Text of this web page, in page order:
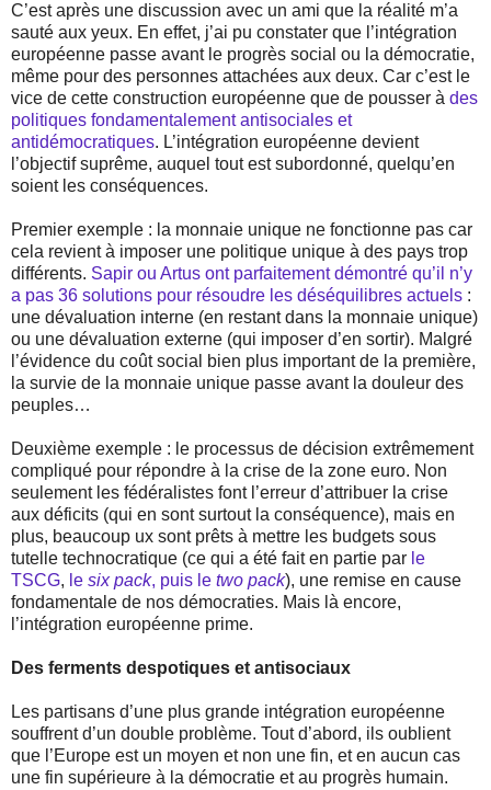
C’est après une discussion avec un ami que la réalité m’a
sauté aux yeux. En effet, j’ai pu constater que l’intégration
européenne passe avant le progrès social ou la démocratie,
même pour des personnes attachées aux deux. Car c’est le
vice de cette construction européenne que de pousser à des
politiques fondamentalement antisociales et
antidémocratiques. L’intégration européenne devient
l’objectif suprême, auquel tout est subordonné, quelqu’en
soient les conséquences.
Premier exemple : la monnaie unique ne fonctionne pas car
cela revient à imposer une politique unique à des pays trop
différents. Sapir ou Artus ont parfaitement démontré qu’il n’y
a pas 36 solutions pour résoudre les déséquilibres actuels :
une dévaluation interne (en restant dans la monnaie unique)
ou une dévaluation externe (qui imposer d’en sortir). Malgré
l’évidence du coût social bien plus important de la première,
la survie de la monnaie unique passe avant la douleur des
peuples…
Deuxième exemple : le processus de décision extrêmement
compliqué pour répondre à la crise de la zone euro. Non
seulement les fédéralistes font l’erreur d’attribuer la crise
aux déficits (qui en sont surtout la conséquence), mais en
plus, beaucoup ux sont prêts à mettre les budgets sous
tutelle technocratique (ce qui a été fait en partie par le
TSCG, le six pack, puis le two pack), une remise en cause
fondamentale de nos démocraties. Mais là encore,
l’intégration européenne prime.
Des ferments despotiques et antisociaux
Les partisans d’une plus grande intégration européenne
souffrent d’un double problème. Tout d’abord, ils oublient
que l’Europe est un moyen et non une fin, et en aucun cas
une fin supérieure à la démocratie et au progrès humain.